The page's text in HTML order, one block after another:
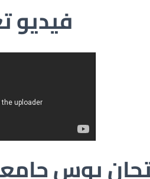
فيديو
يوس جامعة